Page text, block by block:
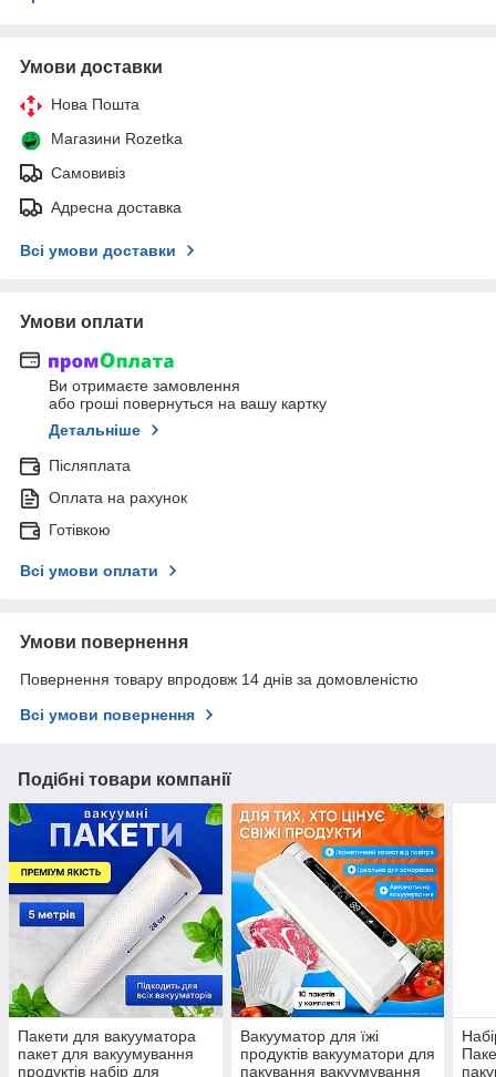
Умови доставки
Нова Пошта
Магазини Rozetka
Самовивіз
Адресна доставка
Всі умови доставки
Умови оплати
Ви отримаєте замовлення
або гроші повернуться на вашу картку
Детальніше
Післяплата
Оплата на рахунок
Готівкою
Всі умови оплати
Умови повернення
Повернення товару впродовж 14 днів за домовленістю
Всі умови повернення
Подібні товари компанії
Пакети для вакууматора
пакет для вакуумування
продуктів набір для
Вакууматор для їжі
продуктів вакууматори для
пакування вакуумування